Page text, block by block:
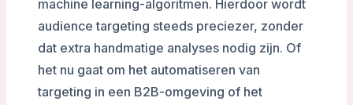
machine learning-algoritmen. Hierdoor wordt
audience targeting steeds preciezer, zonder
dat extra handmatige analyses nodig zijn. Of
het nu gaat om het automatiseren van
targeting in een B2B-omgeving of het